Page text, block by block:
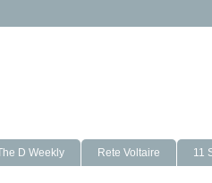
D Weekly Rete Voltaire 11